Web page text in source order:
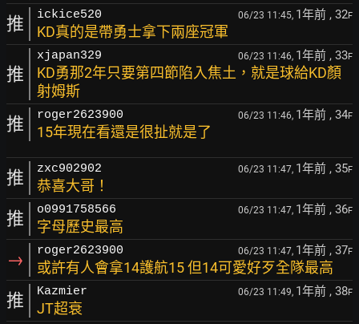
推 ickice520 06/23 11:45, 1年前 , 32F
KD真的是帶勇士拿下兩座冠軍
推
xjapan329 06/23 11:46, 1年前 , 33F
KD勇那2年只要第四節陷入焦土，就是球給KD顏
射姆斯
推 roger2623900 06/23 11:46, 1年前 , 34F
15年現在看還是很扯就是了
推 zxc902902 06/23 11:47, 1年前 , 35F
恭喜大哥！
推 o0991758566 06/23 11:47, 1年前 , 36F
字母歷史最高
→ roger2623900 06/23 11:47, 1年前 , 37F
或許有人會拿14護航15 但14可愛好歹全隊最高
推 Kazmier 06/23 11:49, 1年前 , 38F
JT超衰